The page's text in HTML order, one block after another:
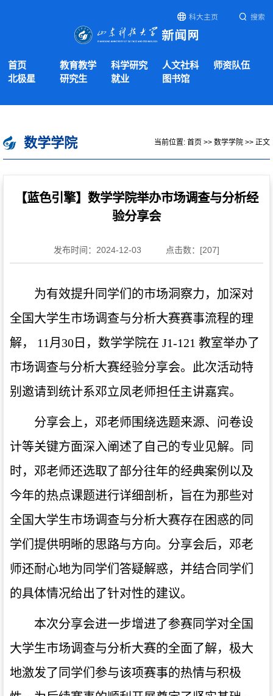
科大主页 搜索
首页 教育教学 科学研究 人文社科
师资队伍
北极星
研究生 就业 图书馆
数学学院 当前位置: 首页 >> 数学学院 >> 正文
【蓝色引擎】数学学院举办市场调查与分析经
验分享会
发布时间：2024-12-03 点击数：[207]
为有效提升同学们的市场洞察力，加深对
全国大学生市场调查与分析大赛赛事流程的理
解， 11月30日，数学学院在 J1-121 教室举办了
市场调查与分析大赛经验分享会。此次活动特
别邀请到统计系邓立凤老师担任主讲嘉宾。
分享会上，邓老师围绕选题来源、问卷设
计等关键方面深入阐述了自己的专业见解。同
时，邓老师还选取了部分往年的经典案例以及
今年的热点课题进行详细剖析，旨在为那些对
全国大学生市场调查与分析大赛存在困惑的同
学们提供明晰的思路与方向。分享会后，邓老
师还耐心地为同学们答疑解惑，并结合同学们
的具体情况给出了针对性的建议。
本次分享会进一步增进了参赛同学对全国
大学生市场调查与分析大赛的全面了解，极大
地激发了同学们参与该项赛事的热情与积极